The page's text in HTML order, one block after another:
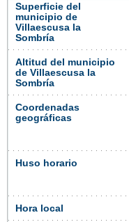
Superficie del
municipio de
Villaescusa la
Sombría
Altitud del municipio
de Villaescusa la
Sombría
Coordenadas
geográficas
Huso horario
Hora local